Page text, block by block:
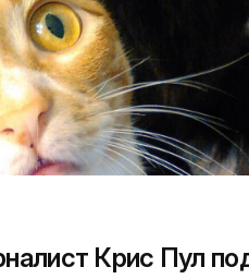
Крис Пул